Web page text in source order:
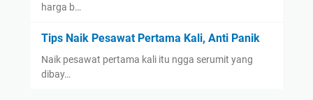
harga b…
Tips Naik Pesawat Pertama Kali, Anti Panik
Naik pesawat pertama kali itu ngga serumit yang
dibay…